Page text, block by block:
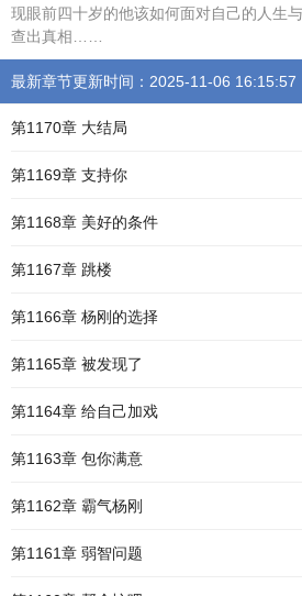
现眼前四十岁的他该如何面对自己的人生
查出真相……
最新章节更新时间：2025-11-06 16:15:57
第1170章 大结局
第1169章 支持你
第1168章 美好的条件
第1167章 跳楼
第1166章 杨刚的选择
第1165章 被发现了
第1164章 给自己加戏
第1163章 包你满意
第1162章 霸气杨刚
第1161章 弱智问题